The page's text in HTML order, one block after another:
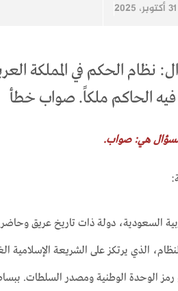
31 أكتوبر، 2025
نظام الحكم في المملكة
الحاكم ملكاً. صواب خطأ
هي: صواب.
السعودية، دولة ذات تاريخ عريق
الذي يرتكز على الشريعة الإسلامية
رمز الوحدة الوطنية ومصدر السلطات.